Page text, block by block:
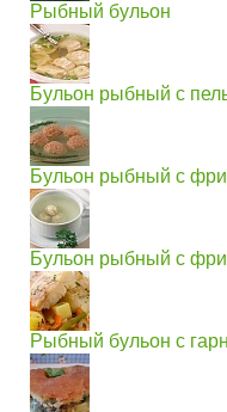
Рыбный бульон
Бульон рыбный с
Бульон рыбный с
Бульон рыбный с
Рыбный бульон с